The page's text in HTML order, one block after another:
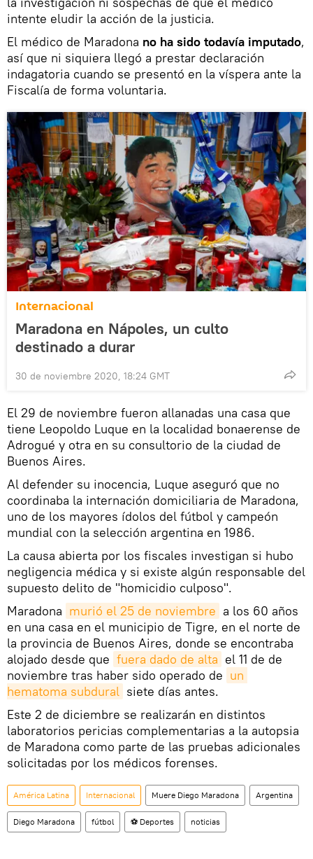
intente eludir la acción de la justicia.
El médico de Maradona no ha sido todavía imputado,
así que ni siquiera llegó a prestar declaración
indagatoria cuando se presentó en la víspera ante la
Fiscalía de forma voluntaria.
Internacional
Maradona en Nápoles, un culto
destinado a durar
30 de noviembre 2020, 18:24 GMT
El 29 de noviembre fueron allanadas una casa que
tiene Leopoldo Luque en la localidad bonaerense de
Adrogué y otra en su consultorio de la ciudad de
Buenos Aires.
Al defender su inocencia, Luque aseguró que no
coordinaba la internación domiciliaria de Maradona,
uno de los mayores ídolos del fútbol y campeón
mundial con la selección argentina en 1986.
La causa abierta por los fiscales investigan si hubo
negligencia médica y si existe algún responsable del
supuesto delito de "homicidio culposo".
Maradona murió el 25 de noviembre a los 60 años
en una casa en el municipio de Tigre, en el norte de
la provincia de Buenos Aires, donde se encontraba
alojado desde que fuera dado de alta el 11 de de
noviembre tras haber sido operado de un
hematoma subdural siete días antes.
Este 2 de diciembre se realizarán en distintos
laboratorios pericias complementarias a la autopsia
de Maradona como parte de las pruebas adicionales
solicitadas por los médicos forenses.
América Latina Internacional Muere Diego Maradona Argentina
Diego Maradona fútbol ⚽ Deportes noticias